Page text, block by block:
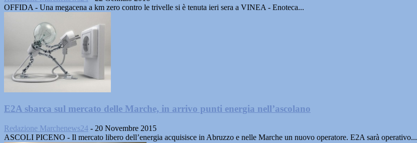
OFFIDA - Una megacena a km zero contro le trivelle si è tenuta ieri sera a VINEA - Enoteca...
E2A sbarca sul mercato delle Marche, in arrivo punti energia nell’ascolano
Redazione Marchenews24 - 20 Novembre 2015
ASCOLI PICENO - Il mercato libero dell’energia acquisisce in Abruzzo e nelle Marche un nuovo operatore. E2A sarà operativo...